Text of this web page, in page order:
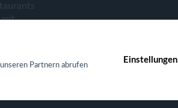
mit
Partnern abrufen
Einstellungen